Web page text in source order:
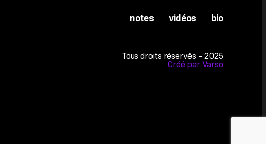
notes vidéos bio
Tous droits réservés – 2025
Créé par Varso